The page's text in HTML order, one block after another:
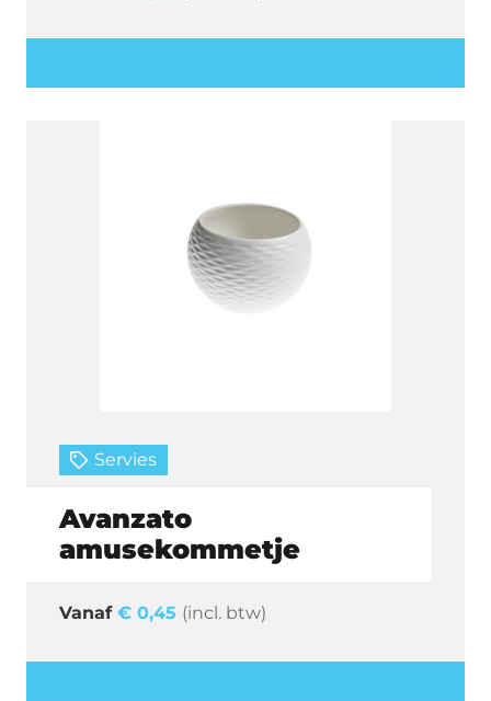
Servies
Avanzato
amusekommetje
€ 0,45 (incl. btw)